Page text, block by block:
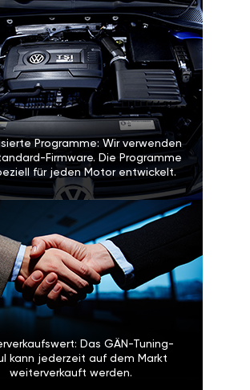
Programme: Wir verwenden
Firmware. Die Programme
für jeden Motor entwickelt.
Das GÄN-Tuning-
kann jederzeit auf dem Markt
weiterverkauft werden.